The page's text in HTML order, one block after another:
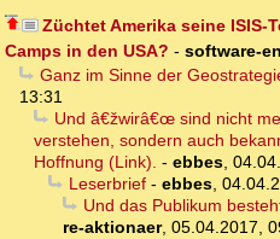
Züchtet Amerika seine ISIS-
Camps in den USA? - software-
Ganz im Sinne der
13:31
Und â€žwirâ€œ sind nicht
verstehen, sondern auch
Hoffnung (Link). - ebbes,
Leserbrief- ebbes,
Und das Publikum
re-aktionaer, 05.04.2017,